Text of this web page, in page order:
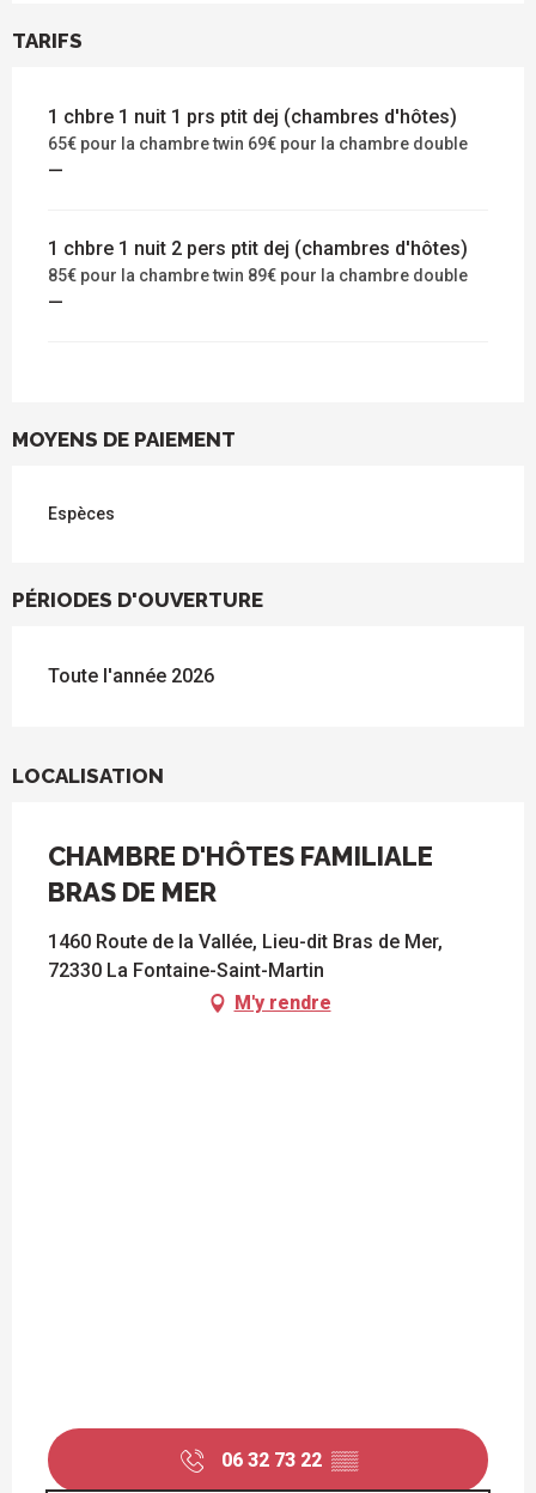
TARIFS
1 chbre 1 nuit 1 prs ptit dej (chambres d'hôtes)
65€ pour la chambre twin 69€ pour la chambre double
—
1 chbre 1 nuit 2 pers ptit dej (chambres d'hôtes)
85€ pour la chambre twin 89€ pour la chambre double
—
MOYENS DE PAIEMENT
Espèces
PÉRIODES D'OUVERTURE
Toute l'année 2026
LOCALISATION
CHAMBRE D'HÔTES FAMILIALE
BRAS DE MER
1460 Route de la Vallée, Lieu-dit Bras de Mer,
72330 La Fontaine-Saint-Martin
M'y rendre
06 32 73 22 ▒▒